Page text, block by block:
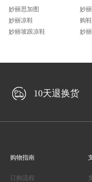
妙丽思加图 妙
妙丽凉鞋 购鞋
妙丽坡跟凉鞋 妙
10天退换货
购物指南
订购流程